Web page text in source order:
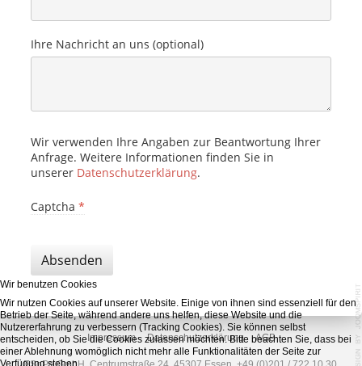
Ihre Nachricht an uns (optional)
Wir verwenden Ihre Angaben zur Beantwortung Ihrer
Anfrage. Weitere Informationen finden Sie in
unserer Datenschutzerklärung.
Captcha *
Absenden
Impressum Datenschutzerklärung AGB
Wir benutzen Cookies
Wir nutzen Cookies auf unserer Website. Einige von ihnen sind essenziell für den
Betrieb der Seite, während andere uns helfen, diese Website und die
Nutzererfahrung zu verbessern (Tracking Cookies). Sie können selbst
entscheiden, ob Sie die Cookies zulassen möchten. Bitte beachten Sie, dass bei
einer Ablehnung womöglich nicht mehr alle Funktionalitäten der Seite zur
Verfügung stehen.